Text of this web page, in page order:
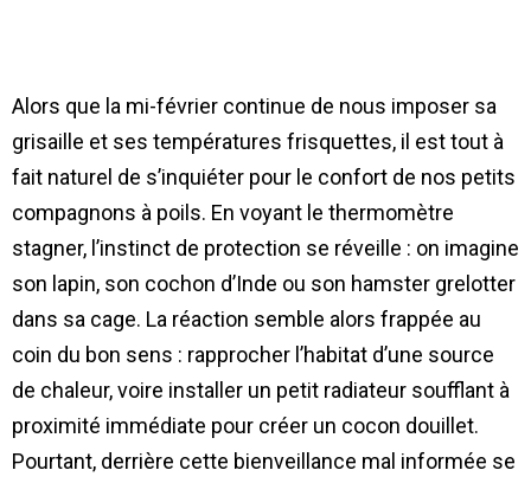
Alors que la mi-février continue de nous imposer sa
grisaille et ses températures frisquettes, il est tout à
fait naturel de s’inquiéter pour le confort de nos petits
compagnons à poils. En voyant le thermomètre
stagner, l’instinct de protection se réveille : on imagine
son lapin, son cochon d’Inde ou son hamster grelotter
dans sa cage. La réaction semble alors frappée au
coin du bon sens : rapprocher l’habitat d’une source
de chaleur, voire installer un petit radiateur soufflant à
proximité immédiate pour créer un cocon douillet.
Pourtant, derrière cette bienveillance mal informée se